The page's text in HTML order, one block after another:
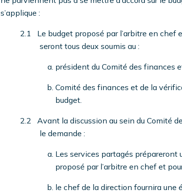
s’applique :
2.1 Le budget proposé par l’arbitre en chef
seront tous deux soumis au :
président du Comité des finances
Comité des finances et de la
budget.
2.2 Avant la discussion au sein du Comité
le demande :
Les services partagés prépareront
proposé par l’arbitre en chef et
le chef de la direction fournira une